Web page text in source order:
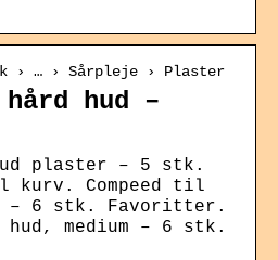
› … › Sårpleje › Plaster
hud –
plaster – 5 stk.
Compeed til
– 6 stk. Favoritter.
hud, medium – 6 stk.